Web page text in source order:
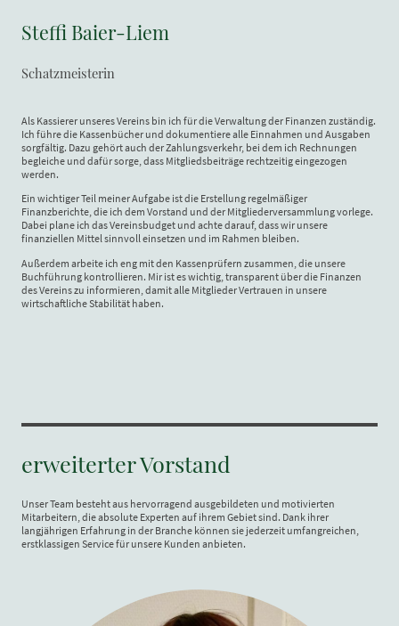
Steffi Baier-Liem
Schatzmeisterin
Als Kassierer unseres Vereins bin ich für die Verwaltung der Finanzen zuständig.
Ich führe die Kassenbücher und dokumentiere alle Einnahmen und Ausgaben
sorgfältig. Dazu gehört auch der Zahlungsverkehr, bei dem ich Rechnungen
begleiche und dafür sorge, dass Mitgliedsbeiträge rechtzeitig eingezogen
werden.
Ein wichtiger Teil meiner Aufgabe ist die Erstellung regelmäßiger
Finanzberichte, die ich dem Vorstand und der Mitgliederversammlung vorlege.
Dabei plane ich das Vereinsbudget und achte darauf, dass wir unsere
finanziellen Mittel sinnvoll einsetzen und im Rahmen bleiben.
Außerdem arbeite ich eng mit den Kassenprüfern zusammen, die unsere
Buchführung kontrollieren. Mir ist es wichtig, transparent über die Finanzen
des Vereins zu informieren, damit alle Mitglieder Vertrauen in unsere
wirtschaftliche Stabilität haben.
erweiterter Vorstand
Unser Team besteht aus hervorragend ausgebildeten und motivierten
Mitarbeitern, die absolute Experten auf ihrem Gebiet sind. Dank ihrer
langjährigen Erfahrung in der Branche können sie jederzeit umfangreichen,
erstklassigen Service für unsere Kunden anbieten.